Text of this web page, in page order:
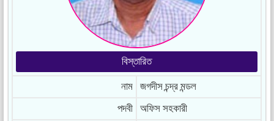
বিস্তারিত
নাম
জগদীস চন্দ্র মন্ডল
পদবী
অফিস সহকারী